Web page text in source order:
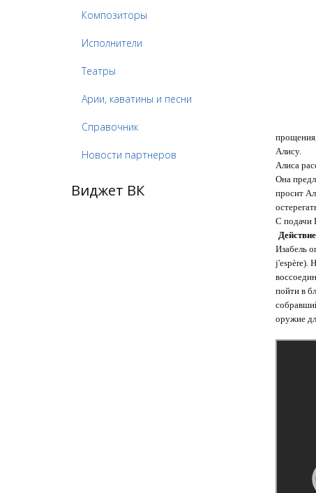
Композиторы
Исполнители
Театры
Арии, каватины и песни
Справочник
Новости партнеров
Виджет ВК
Алису.
Алиса
Она
просит
С подачи
Изабель
j'espère).
пойти в
оружие